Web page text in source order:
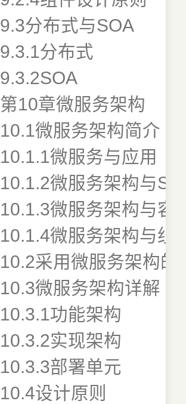
9.3分布式与SOA
9.3.1分布式
9.3.2SOA
第10章微服务架构
10.1微服务架构简介
10.1.1微服务与应用
10.1.2微服务架构与
10.1.3微服务架构与容
10.1.4微服务架构与组
10.2采用微服务架构的
10.3微服务架构详解
10.3.1功能架构
10.3.2实现架构
10.3.3部署单元
10.4设计原则